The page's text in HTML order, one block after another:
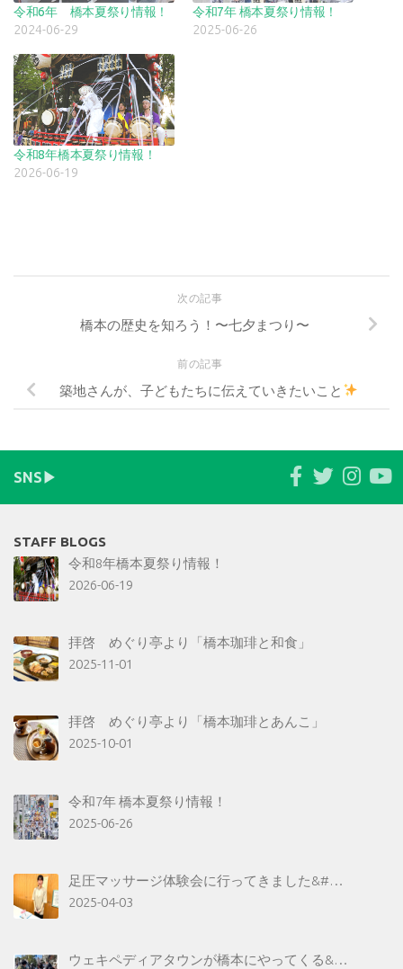
令和6年 橋本夏祭り情報！
2024-06-29
令和7年 橋本夏祭り情報！
2025-06-26
令和8年橋本夏祭り情報！
2026-06-19
次の記事
橋本の歴史を知ろう！〜七夕まつり〜
前の記事
築地さんが、子どもたちに伝えていきたいこと
SNS▶︎
STAFF BLOGS
令和8年橋本夏祭り情報！
2026-06-19
拝啓 めぐり亭より「橋本珈琲と和食」
2025-11-01
拝啓 めぐり亭より「橋本珈琲とあんこ」
2025-10-01
令和7年 橋本夏祭り情報！
2025-06-26
足圧マッサージ体験会に行ってきました&#…
2025-04-03
ウェキペディアタウンが橋本にやってくる&…